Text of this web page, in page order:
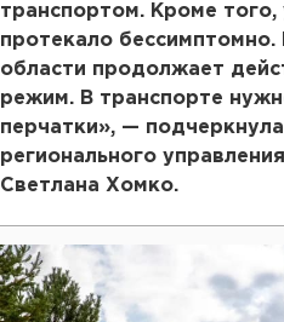
транспортом. Кроме того,
протекало бессимптомно.
области продолжает
режим. В транспорте
перчатки», —
регионального
Светлана Хомко.